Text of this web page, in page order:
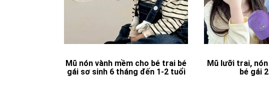
Mũ nón vành mềm cho bé trai bé
gái sơ sinh 6 tháng đến 1-2 tuổi
Mũ lưỡi trai,
bé gái